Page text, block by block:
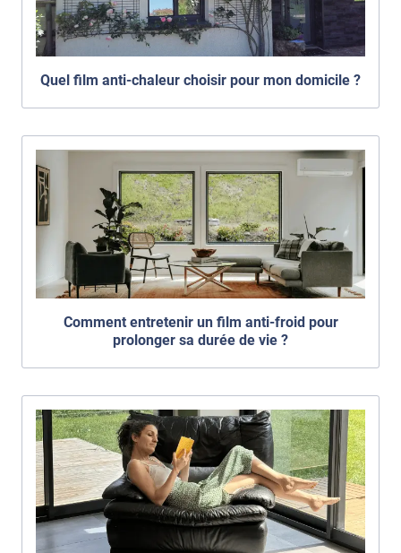
Quel film anti-chaleur choisir pour mon domicile ?
Comment entretenir un film anti-froid pour
prolonger sa durée de vie ?